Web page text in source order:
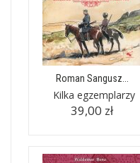
Roman Sangusz...
Kilka egzemplarzy
39,00 zł